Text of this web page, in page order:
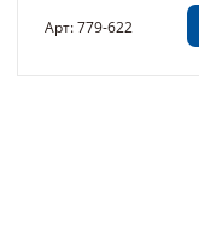
Арт: 779-622